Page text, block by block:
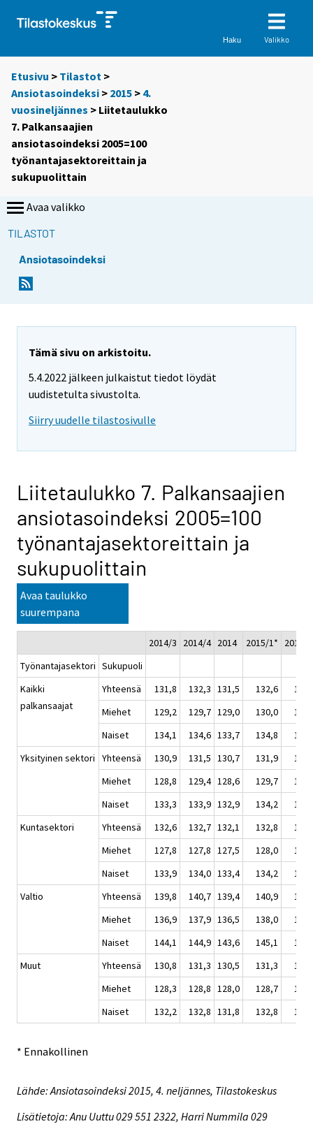
Haku Valikko
Etusivu > Tilastot >
Ansiotasoindeksi > 2015 > 4.
vuosineljännes > Liitetaulukko
7. Palkansaajien
ansiotasoindeksi 2005=100
työnantajasektoreittain ja
sukupuolittain
Avaa valikko
TILASTOT
Ansiotasoindeksi
Tämä sivu on arkistoitu.
5.4.2022 jälkeen julkaistut tiedot löydät
uudistetulta sivustolta.
Siirry uudelle tilastosivulle
Liitetaulukko 7. Palkansaajien
ansiotasoindeksi 2005=100
työnantajasektoreittain ja
sukupuolittain
Avaa taulukko
suurempana
2014/3 2014/4 2014 2015/1*
2015/
Työnantajasektori Sukupuoli
Kaikki
palkansaajat
Yhteensä 131,8 132,3 131,5 132,6
Miehet
129,2 129,7 129,0 130,0
Naiset
134,1 134,6 133,7 134,8
Yksityinen sektori
Yhteensä 130,9 131,5 130,7 131,9
Miehet
128,8 129,4 128,6 129,7
Naiset
133,3 133,9 132,9 134,2
Kuntasektori
Yhteensä 132,6 132,7 132,1 132,8
Miehet
127,8 127,8 127,5 128,0
Naiset
133,9 134,0 133,4 134,2
Valtio
Yhteensä 139,8 140,7 139,4 140,9
Miehet
136,9 137,9 136,5 138,0
Naiset
144,1 144,9 143,6 145,1
Muut
Yhteensä 130,8 131,3 130,5 131,3
Miehet
128,3 128,8 128,0 128,7
Naiset
132,2 132,8 131,8 132,8
* Ennakollinen
Lähde: Ansiotasoindeksi 2015, 4. neljännes, Tilastokeskus
Lisätietoja: Anu Uuttu 029 551 2322, Harri Nummila 029